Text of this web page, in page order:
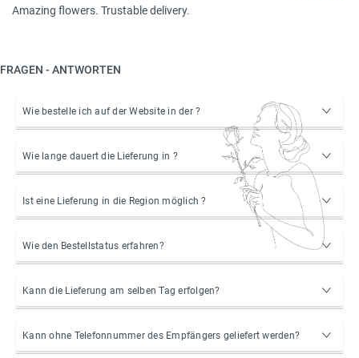
Amazing flowers. Trustable delivery.
FRAGEN - ANTWORTEN
Wie bestelle ich auf der Website in der ?
Wie lange dauert die Lieferung in ?
Ist eine Lieferung in die Region möglich ?
Wie den Bestellstatus erfahren?
Kann die Lieferung am selben Tag erfolgen?
Kann ohne Telefonnummer des Empfängers geliefert werden?